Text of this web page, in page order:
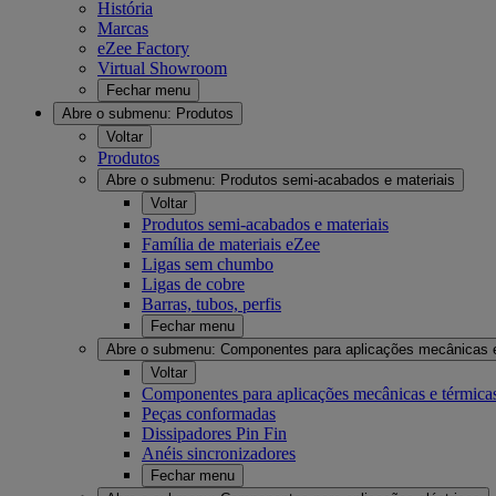
História
Marcas
eZee Factory
Virtual Showroom
Fechar menu
Abre o submenu: Produtos
Voltar
Produtos
Abre o submenu: Produtos semi-acabados e materiais
Voltar
Produtos semi-acabados e materiais
Família de materiais eZee
Ligas sem chumbo
Ligas de cobre
Barras, tubos, perfis
Fechar menu
Abre o submenu: Componentes para aplicações mecânicas
Voltar
Componentes para aplicações mecânicas e
Peças conformadas
Dissipadores Pin Fin
Anéis sincronizadores
Fechar menu